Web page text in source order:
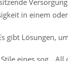
in einem
gibt Lösungen,